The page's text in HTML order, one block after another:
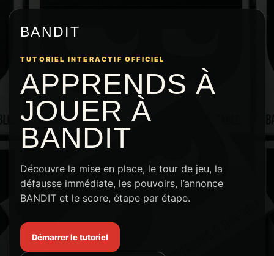
BANDIT
TUTORIEL INTERACTIF OFFICIEL
APPRENDS À
JOUER À
BANDIT
Découvre la mise en place, le tour de jeu, la
défausse immédiate, les pouvoirs, l’annonce
BANDIT et le score, étape par étape.
Démarrer le tutoriel